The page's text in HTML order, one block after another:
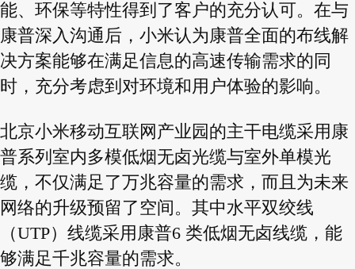
能、环保等特性得到了客户的充分认可。在与
康普深入沟通后，小米认为康普全面的布线解
决方案能够在满足信息的高速传输需求的同
时，充分考虑到对环境和用户体验的影响。
北京小米移动互联网产业园的主干电缆采用康
普系列室内多模低烟无卤光缆与室外单模光
缆，不仅满足了万兆容量的需求，而且为未来
网络的升级预留了空间。其中水平双绞线
（UTP）线缆采用康普6 类低烟无卤线缆，能
够满足千兆容量的需求。